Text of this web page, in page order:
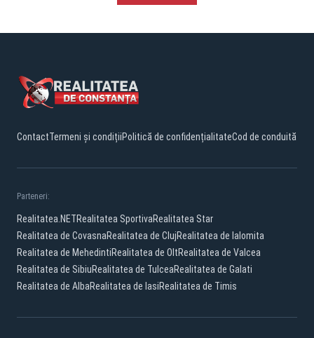
ContactTermeni și condițiiPolitică de confidențialitateCod de conduită
Parteneri:
Realitatea.NETRealitatea SportivaRealitatea Star
Realitatea de CovasnaRealitatea de ClujRealitatea de Ialomita
Realitatea de MehedintiRealitatea de OltRealitatea de Valcea
Realitatea de SibiuRealitatea de TulceaRealitatea de Galati
Realitatea de AlbaRealitatea de IasiRealitatea de Timis